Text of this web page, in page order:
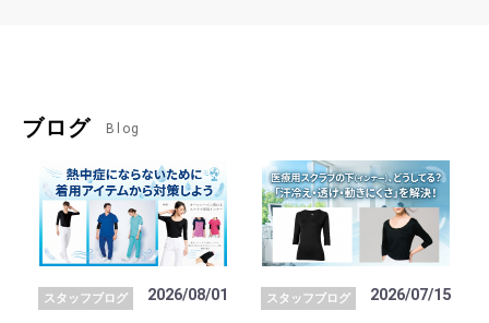
ブログ Blog
スタッフブログ 2026/08/01 スタッフブログ 2026/07/15